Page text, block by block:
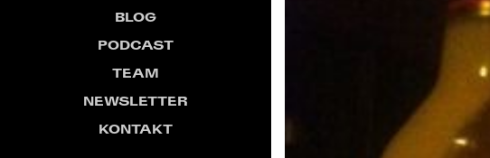
BLOG
PODCAST
TEAM
NEWSLETTER
KONTAKT